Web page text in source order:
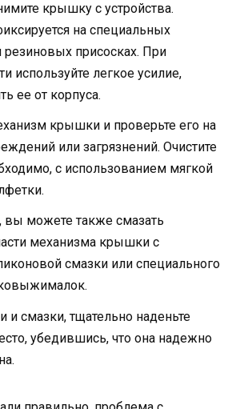
крышку с устройства.
на специальных
резиновых присосках. При
используйте легкое усилие,
ее от корпуса.
крышки и проверьте его на
или загрязнений. Очистите
с использованием мягкой
вы можете также смазать
механизма крышки с
смазки или специального
и смазки, тщательно наденьте
убедившись, что она надежно